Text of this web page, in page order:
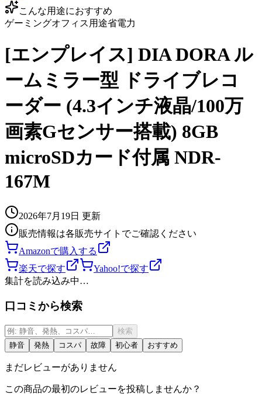
こんな用途におすすめ
ゲーミングオフィス用途省電力
[エンプレイス] DIA DORA ル
ームミラー型 ドライブレコ
ーダー (4.3インチ液晶/100万
画素Gセンサー搭載) 8GB
microSDカード付属 NDR-
167M
2026年7月19日 更新
販売情報は各販売サイトでご確認ください
Amazonで購入する
楽天で探す
Yahoo!で探す
集計を読み込み中…
口コミから検索
検索
静音
発熱 コスパ 故障 初心者 おすすめ
まだレビューがありません
この商品の最初のレビューを投稿しませんか？